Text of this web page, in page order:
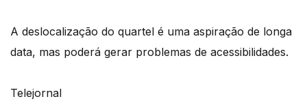
A deslocalização do quartel é uma aspiração de longa
data, mas poderá gerar problemas de acessibilidades.
Telejornal